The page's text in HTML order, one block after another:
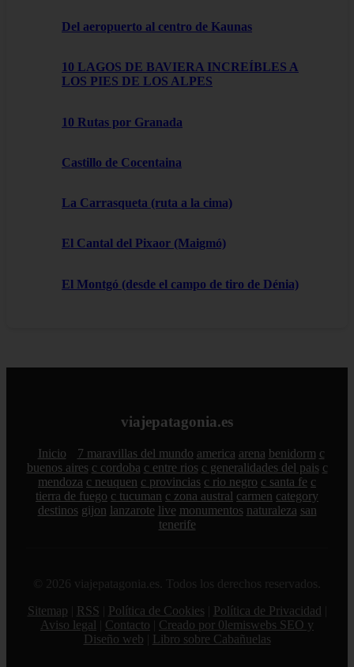
Del aeropuerto al centro de Kaunas
10 LAGOS DE BAVIERA INCREÍBLES A
LOS PIES DE LOS ALPES
10 Rutas por Granada
Castillo de Cocentaina
La Carrasqueta (ruta a la cima)
El Cantal del Pixaor (Maigmó)
El Montgó (desde el campo de tiro de Dénia)
viajepatagonia.es
Inicio 7 maravillas del mundo america arena benidorm c
buenos aires c cordoba c entre rios c generalidades del pais c
mendoza c neuquen c provincias c rio negro c santa fe c
tierra de fuego c tucuman c zona austral carmen category
destinos gijon lanzarote live monumentos naturaleza san
tenerife
© 2026 viajepatagonia.es. Todos los derechos reservados.
Sitemap
RSS Política de Cookies Política de Privacidad
Aviso legal
Contacto
Creado por 0lemiswebs SEO y
Diseño web
Libro sobre Cabañuelas